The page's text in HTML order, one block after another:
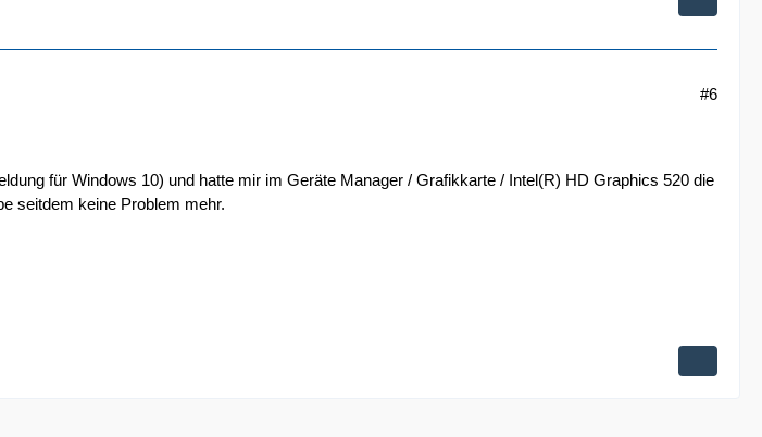
#6
für Windows 10) und hatte mir im Geräte Manager / Grafikkarte / Intel(R) HD Graphics 520 die
seitdem keine Problem mehr.